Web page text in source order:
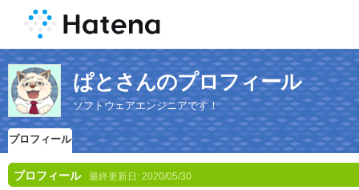
ぱとさんのプロフィール
ソフトウェアエンジニアです！
プロフィール
プロフィール 最終更新日: 2020/05/30